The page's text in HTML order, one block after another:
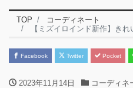
TOP
コーディネート
【ミズイロインド新作】きれい
Facebook Twitter Pocket
2023年11月14日 コーディネ